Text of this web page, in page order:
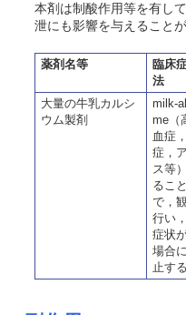
本剤は制酸作用等を有し
泄にも影響を与えることが
薬剤名等
臨床
法
大量の牛乳カルシ
ウム製剤
milk-
me（
血症
症，
ス等
るこ
で，
行い
症状
場合
止す